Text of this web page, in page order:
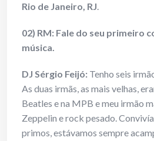
Rio de Janeiro, RJ.
02) RM: Fale do seu primeiro
música.
DJ Sérgio Feijó: Tenho seis
As duas irmãs, as mais velhas,
Beatles e na MPB e meu irmão
Zeppelin e rock pesado.
primos, estávamos sempre